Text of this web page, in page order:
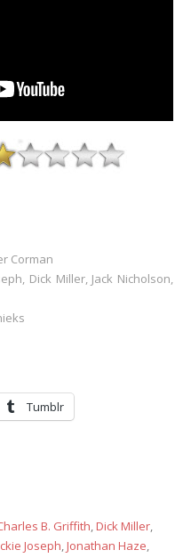
Corman
Dick Miller, Jack Nicholson,
Tumblr
B. Griffith,Dick Miller,
Joseph,Jonathan Haze,